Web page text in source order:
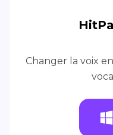
Changer la voix